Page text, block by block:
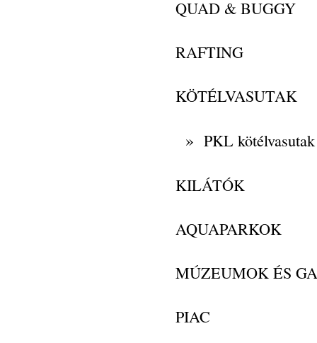
QUAD & BUGGY
RAFTING
KÖTÉLVASUTAK
» PKL kötélvasutak
KILÁTÓK
AQUAPARKOK
MÚZEUMOK ÉS
PIAC